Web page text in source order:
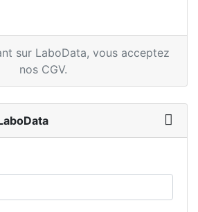
sur LaboData, vous acceptez
nos CGV.